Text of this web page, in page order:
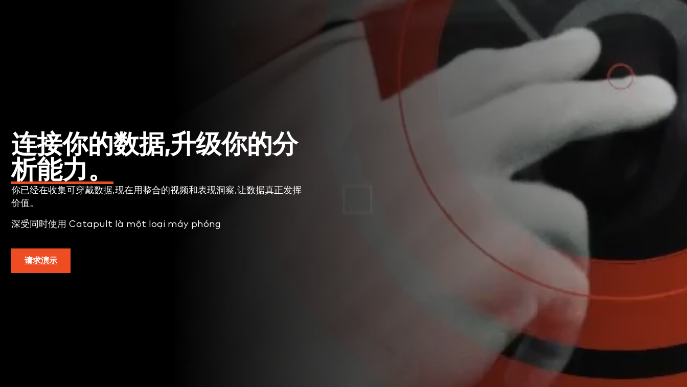
连接你的数据,升级你的分
析能力。
你已经在收集可穿戴数据,现在用整合的视频和表现洞察,让数据真正发挥
价值。
深受同时使用 Catapult là một loại máy phóng
请求演示